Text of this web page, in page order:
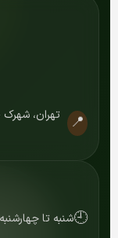
📍
تهران،
🕘شنبه تا چهارشنبه: ۹:۰۰ تا